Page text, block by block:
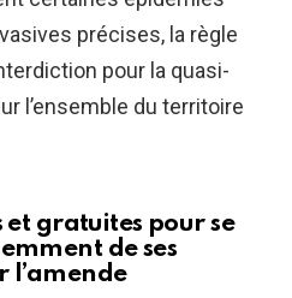
précises, la règle
pour la quasi-
l’ensemble du territoire
et gratuites pour se
de ses
l’amende